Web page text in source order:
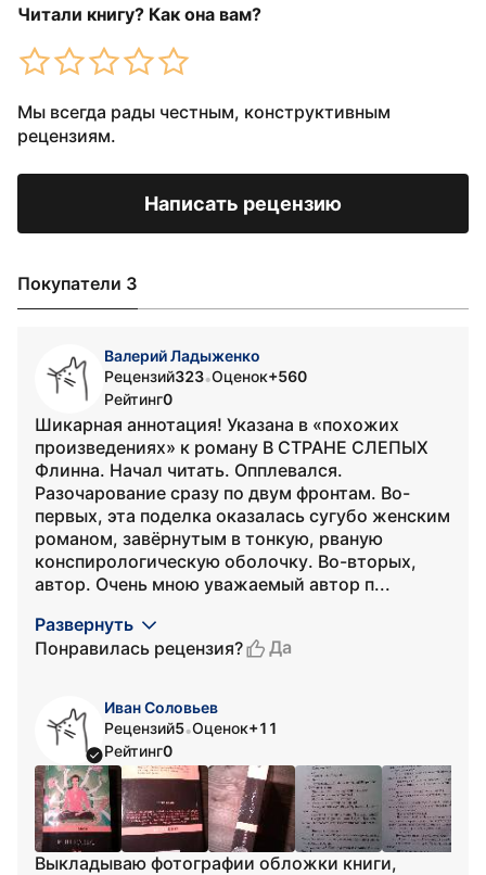
Читали книгу? Как она вам?
Мы всегда рады честным, конструктивным
рецензиям.
Написать рецензию
Покупатели 3
Валерий Ладыженко
Рецензий323•Оценок+560
Рейтинг0
Шикарная аннотация! Указана в «похожих
произведениях» к роману В СТРАНЕ СЛЕПЫХ
Флинна. Начал читать. Опплевался.
Разочарование сразу по двум фронтам. Во-
первых, эта поделка оказалась сугубо женским
романом, завёрнутым в тонкую, рваную
конспирологическую оболочку. Во-вторых,
автор. Очень мною уважаемый автор п...
Развернуть
Понравилась рецензия?
Да
Иван Соловьев
Рецензий5•Оценок+11
Рейтинг0
Выкладываю фотографии обложки книги,